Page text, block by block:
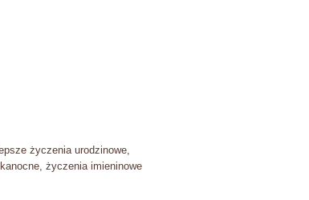
życzenia urodzinowe,
życzenia imieninowe